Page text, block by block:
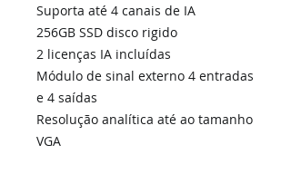
Suporta até 4 canais de IA
256GB SSD disco rigido
2 licenças IA incluídas
Módulo de sinal externo 4 entradas
e 4 saídas
Resolução analítica até ao tamanho
VGA